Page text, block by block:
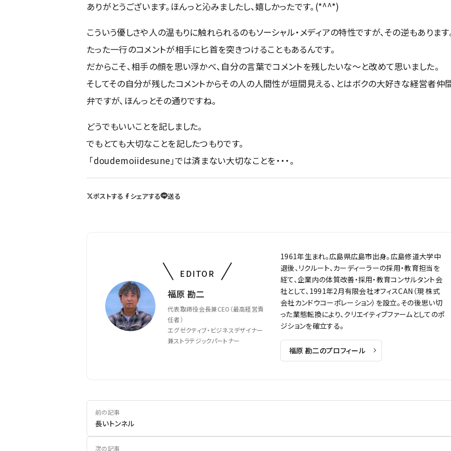
ありがとうございます。ほんっと沁みましたし、嬉しかったです。(*^^*)
こういう優しさや人の温もりに触れられるのもソーシャル・メディアの特性ですが、その逆もあります
たった一行のコメントが相手に匕首を突きつけることもあるんです。
だからこそ、相手の顔を思い浮かべ、自分の言葉でコメントを残したいな～と改めて思いました。
そしてその自分が残したコメントからその人の人間性が垣間見える、とはボクの大好きな経営者仲
弁ですが、ほんっとその通りですね。
どうでもいいことを記しました。
でもとても大切なことを記したつもりです。
「doudemoiidesune」では済まない大切なことを・・・。
ポストする シェアする 送る
EDITOR
福原 勘二
代表取締役会長兼CEO（最高経営責
任者）
エグゼクティブ・ビジネスデザイナー
兼ストラテジックパートナー
1961年生まれ。広島県広島市出身。広島修道大学中
退後、リクルート、カーディーラーの採用・教育担当を
経て、企業内の体質改善・採用・教育コンサルタント会
社として、1991年2月有限会社オフィスCAN（現 株式
会社カンドウコーポレーション）を設立。その後思い切
った業態転換により、クリエイティブファームとしてのポ
ジションを確立する。
福原 勘二のプロフィール
前の記事
長いトンネル
次の記事
カンドウスタイル
アクセス
トップメッセージ
メンバー